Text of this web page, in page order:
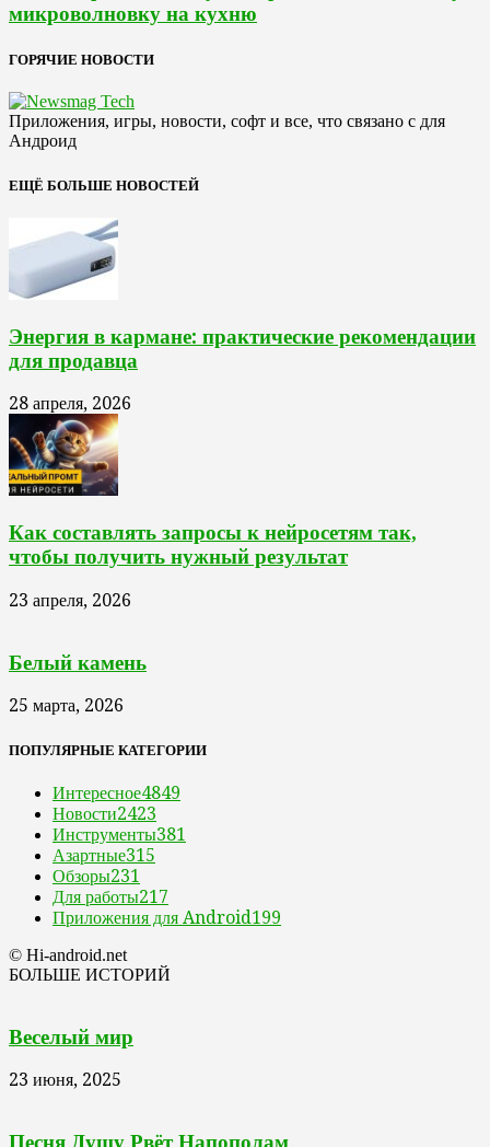
микроволновку на кухню
ГОРЯЧИЕ НОВОСТИ
Приложения, игры, новости, софт и все, что связано с для
Андроид
ЕЩЁ БОЛЬШЕ НОВОСТЕЙ
Энергия в кармане: практические рекомендации
для продавца
28 апреля, 2026
Как составлять запросы к нейросетям так,
чтобы получить нужный результат
23 апреля, 2026
Белый камень
25 марта, 2026
ПОПУЛЯРНЫЕ КАТЕГОРИИ
Интересное4849
Новости2423
Инструменты381
Азартные315
Обзоры231
Для работы217
Приложения для Android199
© Hi-android.net
БОЛЬШЕ ИСТОРИЙ
Веселый мир
23 июня, 2025
Песня Душу Рвёт Напополам